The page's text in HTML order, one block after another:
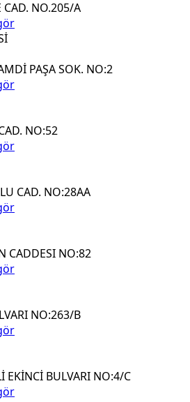
CAD. NO.205/A
PAŞA SOK. NO:2
NO:52
CAD. NO:28AA
CADDESI NO:82
NO:263/B
EKİNCİ BULVARI NO:4/C